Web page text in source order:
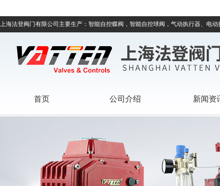
上海法登阀门有限公司主要生产：智能自控蝶阀，智能自控球阀，气动执行器、电
首页 公司介绍 新闻资